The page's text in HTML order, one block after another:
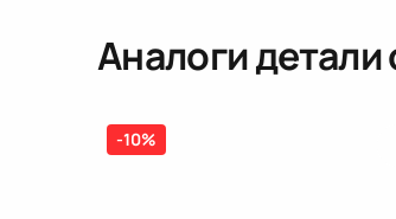
Аналоги детали
-10%